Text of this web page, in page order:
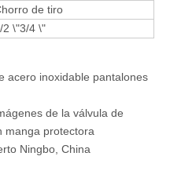
de tiro
2 \"3/4 \"
acero inoxidable pantalones
de la válvula de
manga protectora
Ningbo, China